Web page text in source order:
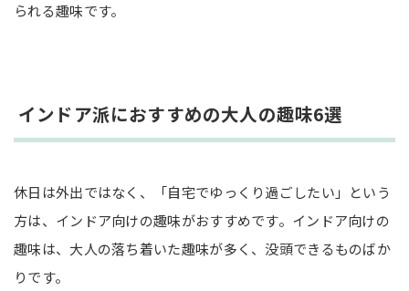
られる趣味です。
インドア派におすすめの大人の趣味6選
休日は外出ではなく、「自宅でゆっくり過ごしたい」という
方は、インドア向けの趣味がおすすめです。インドア向けの
趣味は、大人の落ち着いた趣味が多く、没頭できるものばか
りです。